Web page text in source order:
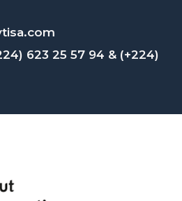
623 25 57 94 & (+224)